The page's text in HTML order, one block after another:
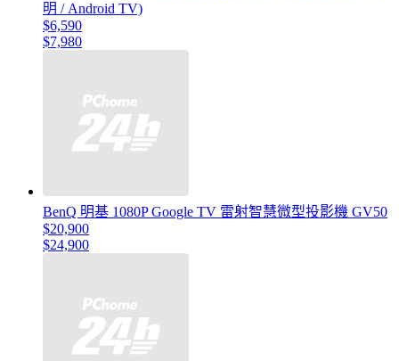
明 / Android TV)
$6,590
$7,980
BenQ 明基 1080P Google TV 雷射智慧微型投影機 GV50
$20,900
$24,900